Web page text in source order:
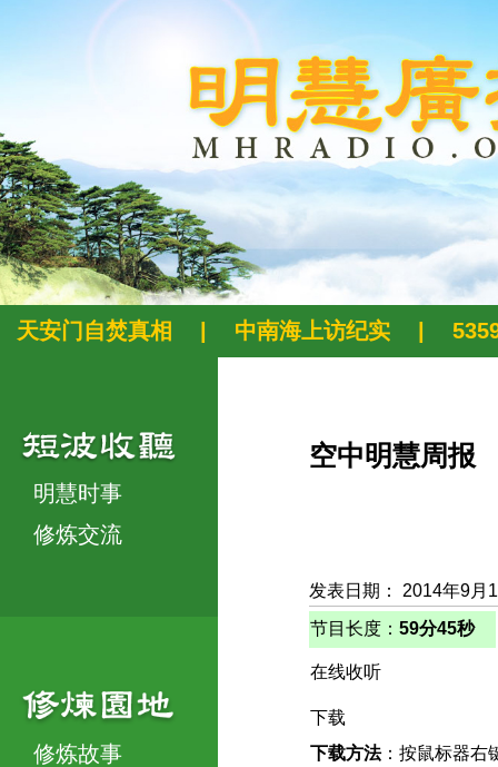
天安门自焚真相 中南海上访纪实
明慧时事
修炼交流
修炼故事
空中明慧周报
发表日期： 2014年9月
节目长度： 59分45秒
在线收听
下载
下载方法：按鼠标器右